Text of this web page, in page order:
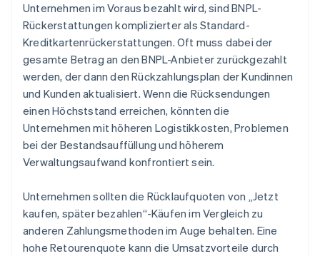
Unternehmen im Voraus bezahlt wird, sind BNPL-
Rückerstattungen komplizierter als Standard-
Kreditkartenrückerstattungen. Oft muss dabei der
gesamte Betrag an den BNPL-Anbieter zurückgezahlt
werden, der dann den Rückzahlungsplan der Kundinnen
und Kunden aktualisiert. Wenn die Rücksendungen
einen Höchststand erreichen, könnten die
Unternehmen mit höheren Logistikkosten, Problemen
bei der Bestandsauffüllung und höherem
Verwaltungsaufwand konfrontiert sein.
Unternehmen sollten die Rücklaufquoten von „Jetzt
kaufen, später bezahlen“-Käufen im Vergleich zu
anderen Zahlungsmethoden im Auge behalten. Eine
hohe Retourenquote kann die Umsatzvorteile durch